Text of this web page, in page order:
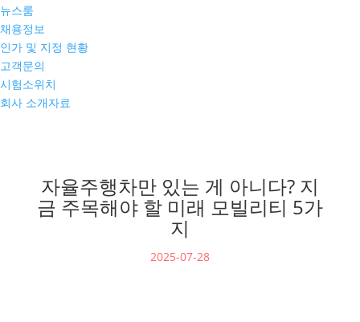
뉴스룸
채용정보
인가 및 지정 현황
고객문의
시험소위치
회사 소개자료
자율주행차만 있는 게 아니다? 지
금 주목해야 할 미래 모빌리티 5가
지
2025-07-28